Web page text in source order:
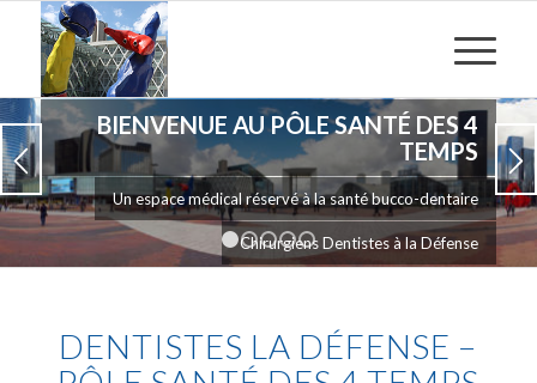
BIENVENUE AU PÔLE SANTÉ DES 4
TEMPS
Un espace médical réservé à la santé bucco-dentaire
Chirurgiens Dentistes à la Défense
1 2 3 4 5
DENTISTES LA DÉFENSE –